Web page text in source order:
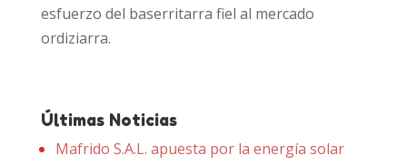
esfuerzo del baserritarra fiel al mercado
ordiziarra.
Últimas Noticias
Mafrido S.A.L. apuesta por la energía solar